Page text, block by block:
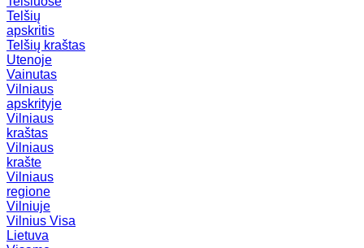
Telšių
apskritis
Telšių kraštas
Utenoje
Vainutas
Vilniaus
apskrityje
Vilniaus
kraštas
Vilniaus
krašte
Vilniaus
regione
Vilniuje
Vilnius Visa
Lietuva